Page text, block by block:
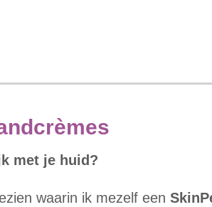
met je huid?
waarin ik mezelf een